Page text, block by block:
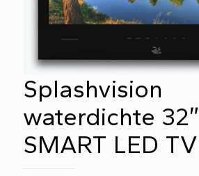
Splashvision
waterdichte 32″
SMART LED TV